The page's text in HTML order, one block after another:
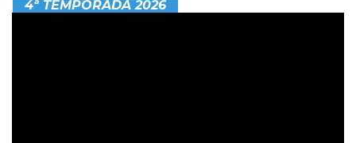
4ª TEMPORADA 2026